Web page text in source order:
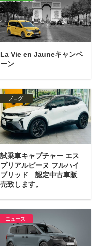
La Vie en Jauneキャンペ
ーン
ブログ
試乗車キャプチャー エス
プリアルピーヌ フルハイ
ブリッド 認定中古車販
売致します。
ニュース